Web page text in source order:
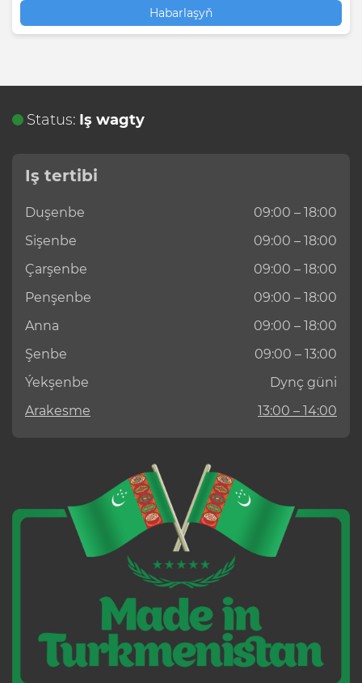
Habarlaşyň
Status: Iş wagty
Iş tertibi
Duşenbe
09:00 – 18:00
Sişenbe
09:00 – 18:00
Çarşenbe
09:00 – 18:00
Penşenbe
09:00 – 18:00
Anna
09:00 – 18:00
Şenbe
09:00 – 13:00
Ýekşenbe
Dynç güni
Arakesme
13:00 – 14:00